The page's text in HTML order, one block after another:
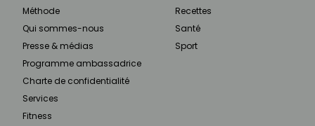
Méthode
Qui sommes-nous
Presse & médias
Programme ambassadrice
Charte de confidentialité
Services
Fitness
Recettes
Santé
Sport